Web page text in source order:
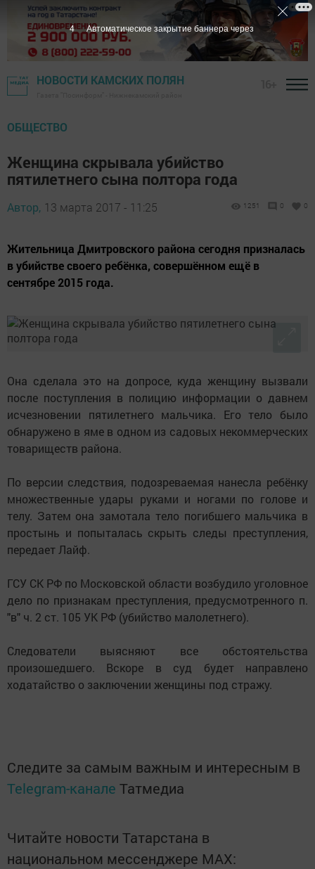
НОВОСТИ КАМСКИХ ПОЛЯН
ОБЩЕСТВО
Женщина скрывала убийство
пятилетнего сына полтора года
Автор, 13 марта 2017 - 11:25 1251 0 0
Жительница Дмитровского района сегодня призналась
в убийстве своего ребёнка, совершённом ещё в
сентябре 2015 года.
Она сделала это на допросе, куда женщину вызвали
после поступления в полицию информации о давнем
исчезновении пятилетнего мальчика. Его тело было
обнаружено в яме в одном из садовых некоммерческих
товариществ района.
По версии следствия, подозреваемая нанесла ребёнку
множественные удары руками и ногами по голове и
телу. Затем она замотала тело погибшего мальчика в
простынь и попыталась скрыть следы преступления,
передает Лайф.
ГСУ СК РФ по Московской области возбудило уголовное
дело по признакам преступления, предусмотренного п.
"в" ч. 2 ст. 105 УК РФ (убийство малолетнего).
Следователи выясняют все обстоятельства
произошедшего. Вскоре в суд будет направлено
ходатайство о заключении женщины под стражу.
Следите за самым важным и интересным в
Telegram-канале Татмедиа
Читайте новости Татарстана в
национальном мессенджере MАХ:
3 Автоматическое закрытие баннера через